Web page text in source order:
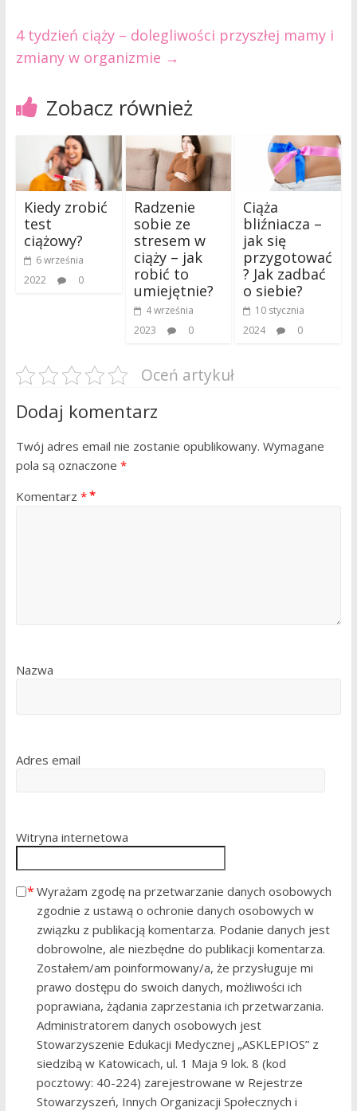
4 tydzień ciąży – dolegliwości przyszłej mamy i
zmiany w organizmie →
Zobacz również
Kiedy zrobić
test
ciążowy?
6 września
2022
0
Radzenie
sobie ze
stresem w
ciąży – jak
robić to
umiejętnie?
4 września
2023
0
Ciąża
bliźniacza –
jak się
przygotować
? Jak zadbać
o siebie?
10 stycznia
2024
0
Oceń artykuł
Dodaj komentarz
Twój adres email nie zostanie opublikowany. Wymagane
pola są oznaczone *
Komentarz *
Nazwa
Adres email
Witryna internetowa
Wyrażam zgodę na przetwarzanie danych osobowych
zgodnie z ustawą o ochronie danych osobowych w
związku z publikacją komentarza. Podanie danych jest
dobrowolne, ale niezbędne do publikacji komentarza.
Zostałem/am poinformowany/a, że przysługuje mi
prawo dostępu do swoich danych, możliwości ich
poprawiana, żądania zaprzestania ich przetwarzania.
Administratorem danych osobowych jest
Stowarzyszenie Edukacji Medycznej „ASKLEPIOS” z
siedzibą w Katowicach, ul. 1 Maja 9 lok. 8 (kod
pocztowy: 40-224) zarejestrowane w Rejestrze
Stowarzyszeń, Innych Organizacji Społecznych i